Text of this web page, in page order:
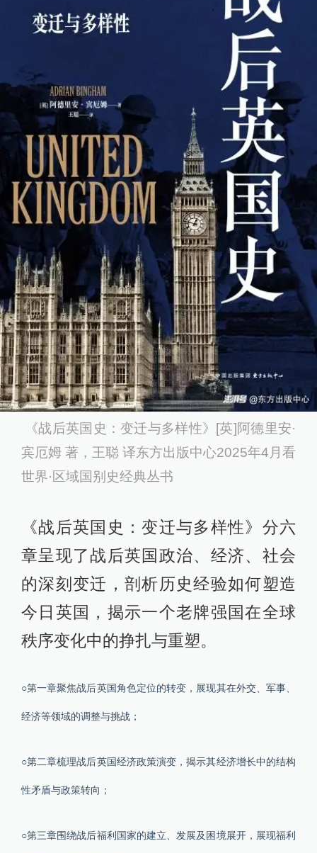
《战后英国史：变迁与多样性》[英]阿德里安·
宾厄姆 著，王聪 译东方出版中心2025年4月看
世界·区域国别史经典丛书
《战后英国史：变迁与多样性》分六
章呈现了战后英国政治、经济、社会
的深刻变迁，剖析历史经验如何塑造
今日英国，揭示一个老牌强国在全球
秩序变化中的挣扎与重塑。
○第一章聚焦战后英国角色定位的转变，展现其在外交、军事、
经济等领域的调整与挑战；
○第二章梳理战后英国经济政策演变，揭示其经济增长中的结构
性矛盾与政策转向；
○第三章围绕战后福利国家的建立、发展及困境展开，展现福利